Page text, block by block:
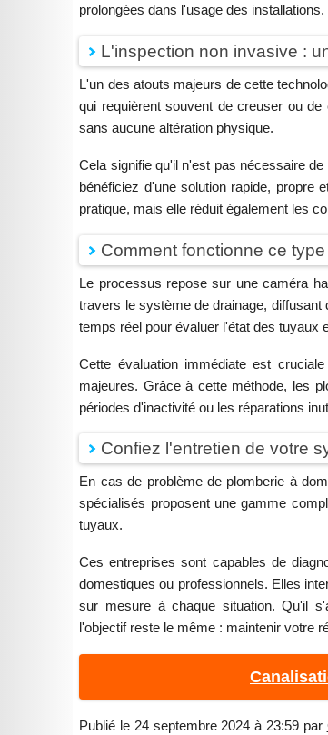
prolongées dans l'usage des installations.
L'inspection non invasive :
L'un des atouts majeurs de cette
qui requièrent souvent de creuser ou
sans aucune altération physique.
Cela signifie qu'il n'est pas nécessaire
bénéficiez d'une solution rapide, propre
pratique, mais elle réduit également les
Comment fonctionne ce
Le processus repose sur une caméra
travers le système de drainage,
temps réel pour évaluer l'état des tuyaux
Cette évaluation immédiate est
majeures. Grâce à cette méthode, les
périodes d'inactivité ou les réparations
Confiez l'entretien de votre
En cas de problème de plomberie à
spécialisés proposent une gamme
tuyaux.
Ces entreprises sont capables de
domestiques ou professionnels. Elles
sur mesure à chaque situation. Qu'il
l'objectif reste le même : maintenir votre
Publié le 24 septembre 2024 à 23:59 par